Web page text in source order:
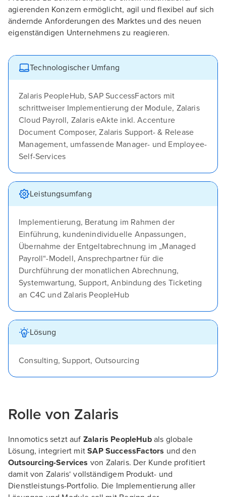
agierenden Konzern ermöglicht, agil und flexibel auf sich
ändernde Anforderungen des Marktes und des neuen
eigenständigen Unternehmens zu reagieren.
Technologischer Umfang
Zalaris PeopleHub, SAP SuccessFactors mit
schrittweiser Implementierung der Module, Zalaris
Cloud Payroll, Zalaris eAkte inkl. Accenture
Document Composer, Zalaris Support- & Release
Management, umfassende Manager- und Employee-
Self-Services
Leistungsumfang
Implementierung, Beratung im Rahmen der
Einführung, kundenindividuelle Anpassungen,
Übernahme der Entgeltabrechnung im „Managed
Payroll“-Modell, Ansprechpartner für die
Durchführung der monatlichen Abrechnung,
Systemwartung, Support, Anbindung des Ticketing
an C4C und Zalaris PeopleHub
Lösung
Consulting, Support, Outsourcing
Rolle von Zalaris
Innomotics setzt auf Zalaris PeopleHubals globale
Lösung, integriert mitSAP SuccessFactors und den
Outsourcing-Services von Zalaris. Der Kunde profitiert
damit von Zalaris‘ vollständigem Produkt- und
Dienstleistungs-Portfolio. Die Implementierung aller